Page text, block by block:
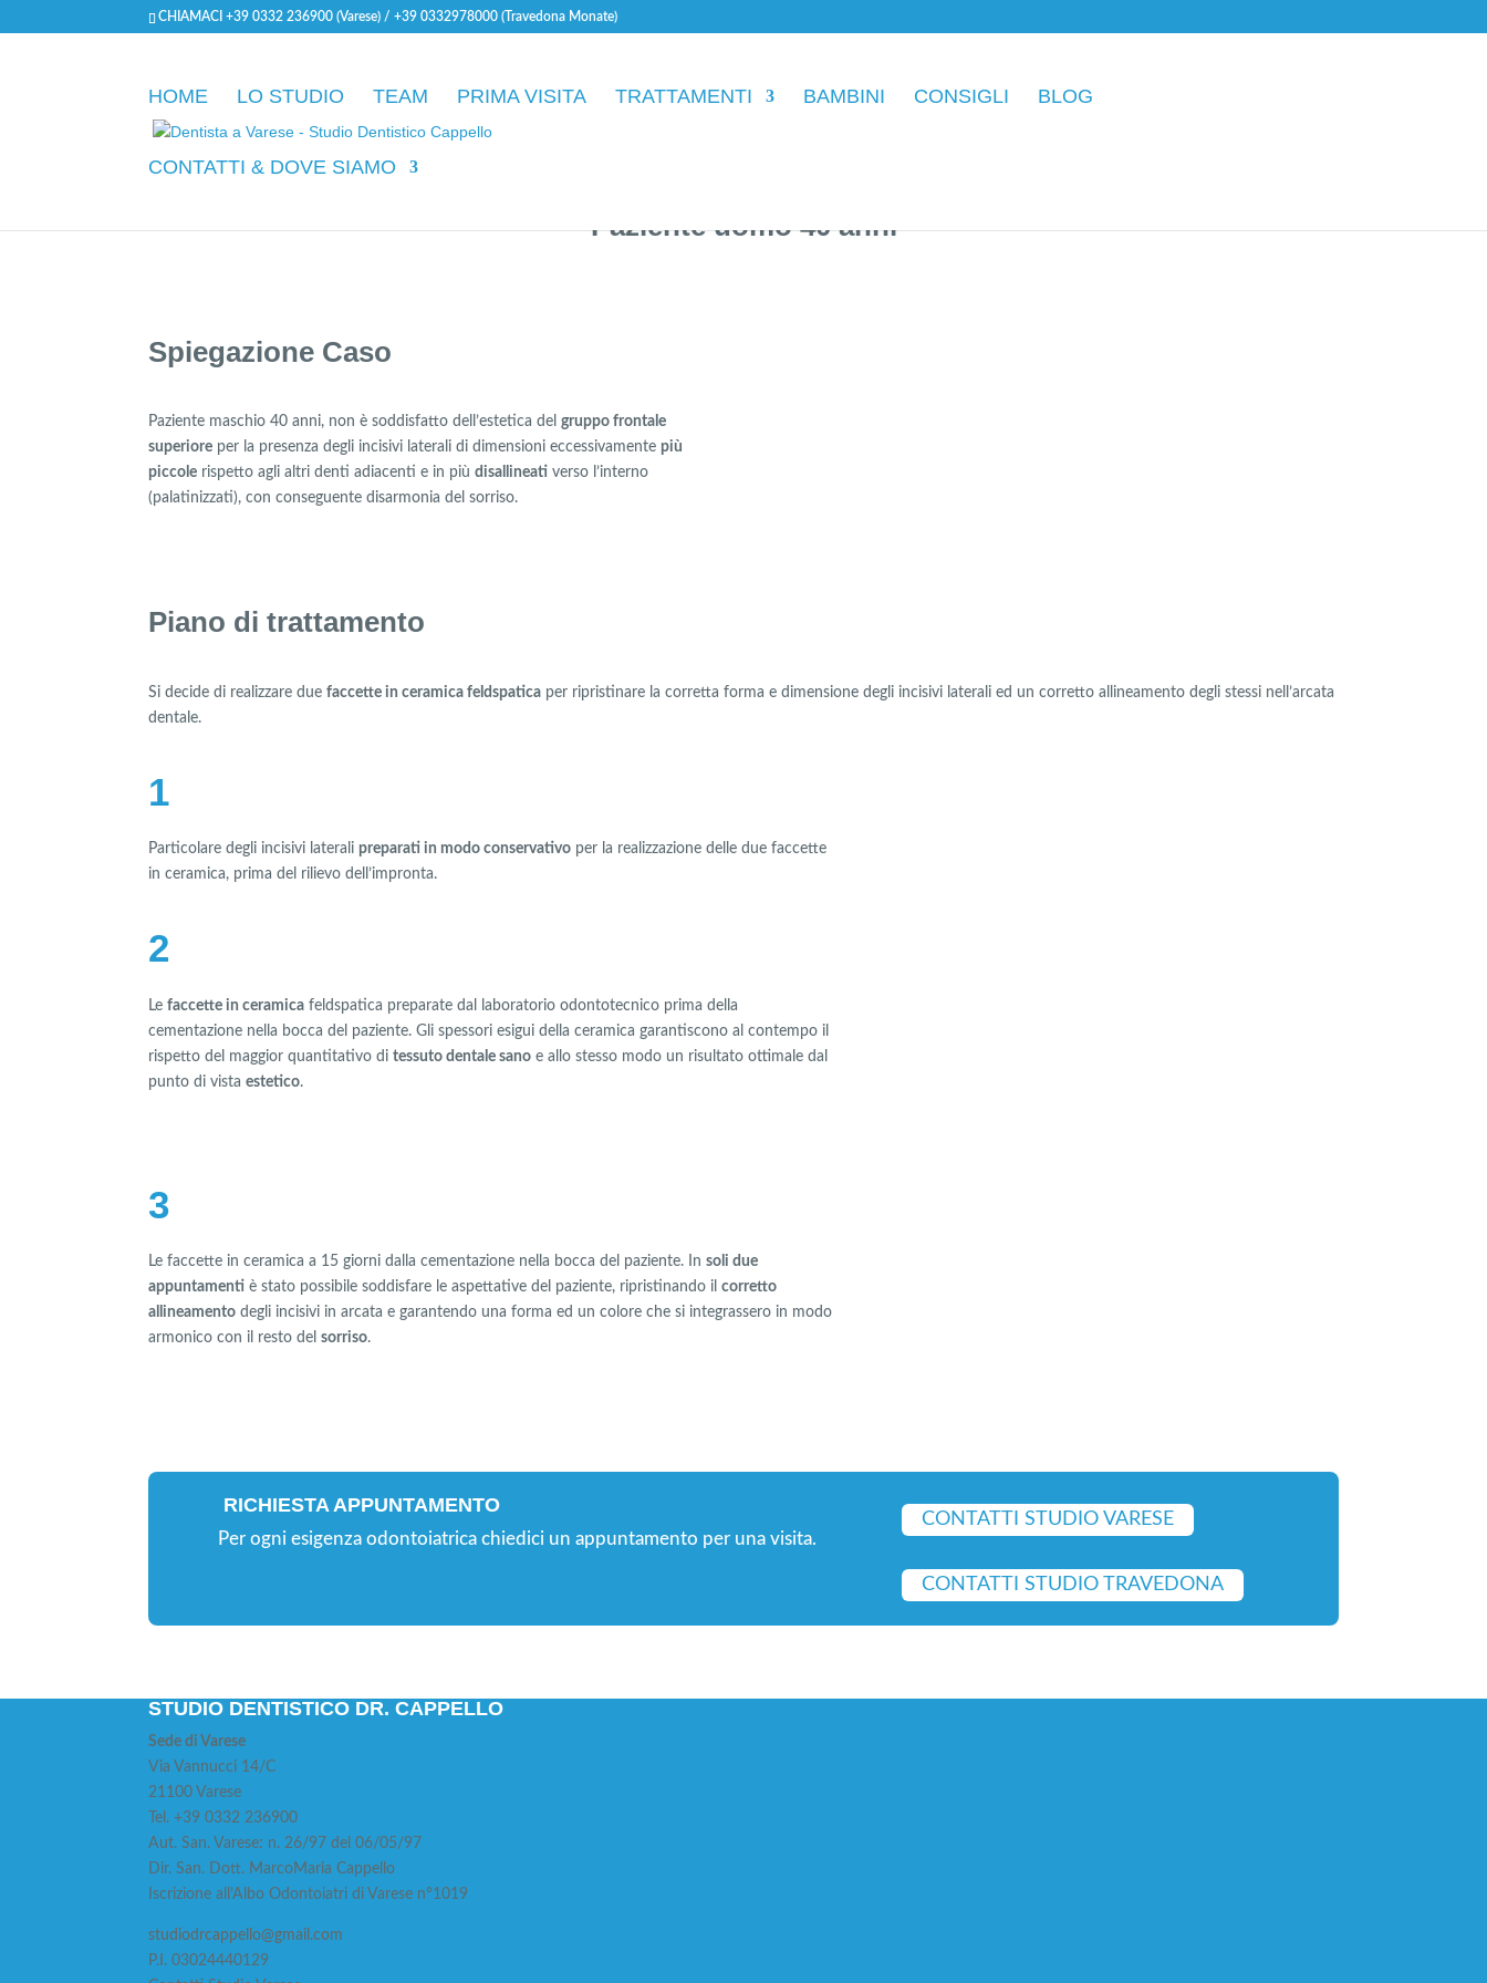
CHIAMACI +39 0332 236900 (Varese) / +39 0332978000 (Travedona Monate)
HOME LO STUDIO TEAM PRIMA VISITA TRATTAMENTI BAMBINI CONSIGLI BLOG
CONTATTI & DOVE SIAMO
Paziente uomo 40 anni
Spiegazione Caso
Paziente maschio 40 anni, non è soddisfatto dell’estetica delgruppo frontale
superiore per la presenza degli incisivi laterali di dimensioni eccessivamente più
piccole rispetto agli altri denti adiacenti e in piùdisallineati verso l’interno
(palatinizzati), con conseguente disarmonia del sorriso.
Piano di trattamento
Si decide di realizzare duefaccette in ceramica feldspatica per ripristinare la corretta forma e dimensione degli incisivi laterali ed un corretto allineamento degli stessi nell’arcata
dentale.
1
Particolare degli incisivi laterali preparati in modo conservativo per la realizzazione delle due faccette
in ceramica, prima del rilievo dell’impronta.
2
Lefaccette in ceramica feldspatica preparate dal laboratorio odontotecnico prima della
cementazione nella bocca del paziente. Gli spessori esigui della ceramica garantiscono al contempo il
rispetto del maggior quantitativo ditessuto dentale sano e allo stesso modo un risultato ottimale dal
punto di vistaestetico.
3
Le faccette in ceramica a 15 giorni dalla cementazione nella bocca del paziente. Insoli due
appuntamenti è stato possibile soddisfare le aspettative del paziente, ripristinando ilcorretto
allineamento degli incisivi in arcata e garantendo una forma ed un colore che si integrassero in modo
armonico con il resto delsorriso.
RICHIESTA APPUNTAMENTO
Per ogni esigenza odontoiatrica chiedici un appuntamento per una visita.
CONTATTI STUDIO VARESE
CONTATTI STUDIO TRAVEDONA
STUDIO DENTISTICO DR. CAPPELLO
Sede di Varese
Via Vannucci 14/C
21100 Varese
Tel. +39 0332 236900
Aut. San. Varese: n. 26/97 del 06/05/97
Dir. San. Dott. MarcoMaria Cappello
Iscrizione all’Albo Odontoiatri di Varese n°1019
studiodrcappello@gmail.com
P.I. 03024440129